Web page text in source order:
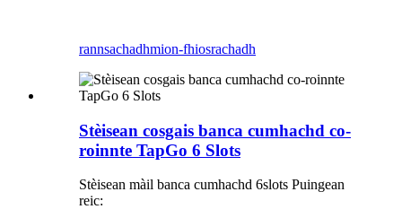
rannsachadhmion-fhiosrachadh
Stèisean cosgais banca cumhachd co-
roinnte TapGo 6 Slots
Stèisean màil banca cumhachd 6slots Puingean
reic: